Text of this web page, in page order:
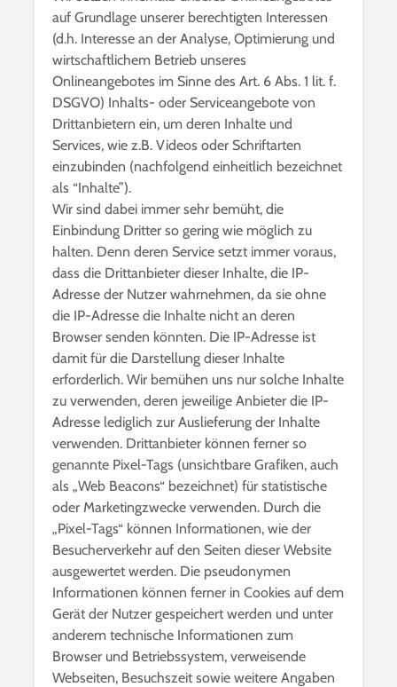
auf Grundlage unserer berechtigten Interessen
(d.h. Interesse an der Analyse, Optimierung und
wirtschaftlichem Betrieb unseres
Onlineangebotes im Sinne des Art. 6 Abs. 1 lit. f.
DSGVO) Inhalts- oder Serviceangebote von
Drittanbietern ein, um deren Inhalte und
Services, wie z.B. Videos oder Schriftarten
einzubinden (nachfolgend einheitlich bezeichnet
als “Inhalte”).
Wir sind dabei immer sehr bemüht, die
Einbindung Dritter so gering wie möglich zu
halten. Denn deren Service setzt immer voraus,
dass die Drittanbieter dieser Inhalte, die IP-
Adresse der Nutzer wahrnehmen, da sie ohne
die IP-Adresse die Inhalte nicht an deren
Browser senden könnten. Die IP-Adresse ist
damit für die Darstellung dieser Inhalte
erforderlich. Wir bemühen uns nur solche Inhalte
zu verwenden, deren jeweilige Anbieter die IP-
Adresse lediglich zur Auslieferung der Inhalte
verwenden. Drittanbieter können ferner so
genannte Pixel-Tags (unsichtbare Grafiken, auch
als „Web Beacons“ bezeichnet) für statistische
oder Marketingzwecke verwenden. Durch die
„Pixel-Tags“ können Informationen, wie der
Besucherverkehr auf den Seiten dieser Website
ausgewertet werden. Die pseudonymen
Informationen können ferner in Cookies auf dem
Gerät der Nutzer gespeichert werden und unter
anderem technische Informationen zum
Browser und Betriebssystem, verweisende
Webseiten, Besuchszeit sowie weitere Angaben